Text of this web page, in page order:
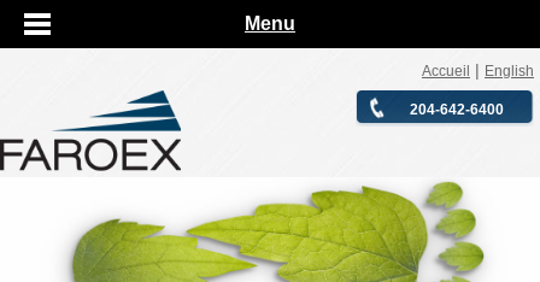
Menu
Accueil | English
204-642-6400